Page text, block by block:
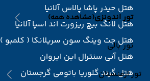
تور اندونزی(مشاهده همه)
تور بالی
تور ارمنستان
هتل حیدر پاشا پالاس آلانیا
هتل لانگ بیچ ریزورت اند اسپا آلانیا
هتل جت وینگ سون سریلانکا ( کلمبو )
هتل آنی سنترال این ایروان
هتل گرند گلوریا باتومی گرجستان